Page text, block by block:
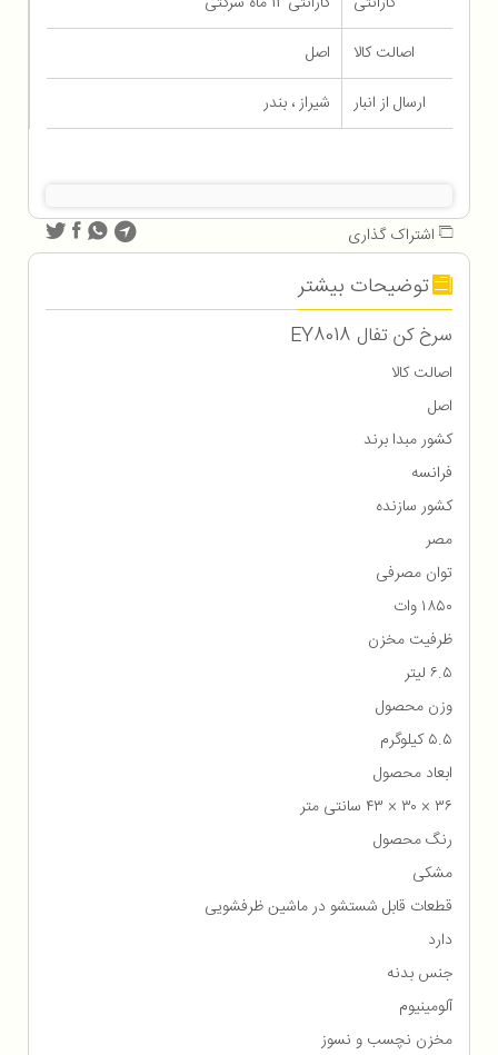
اصالت کالا
اصل
ارسال از انبار
شیراز ، بندر
اشتراک گذاری
توضیحات بیشتر
سرخ کن تفال EY8018
اصالت کالا
اصل
کشور مبدا برند
فرانسه
کشور سازنده
مصر
توان مصرفی
۱۸۵۰ وات
ظرفیت مخزن
۶.۵ لیتر
وزن محصول
۵.۵ کیلوگرم
ابعاد محصول
۳۶ × ۳۰ × ۴۳ سانتی متر
رنگ محصول
مشکی
قطعات قابل شستشو در ماشین ظرفشویی
دارد
جنس بدنه
آلومینیوم
مخزن نچسب و نسوز